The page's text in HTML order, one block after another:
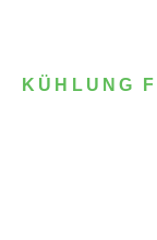
KÜHLUNG